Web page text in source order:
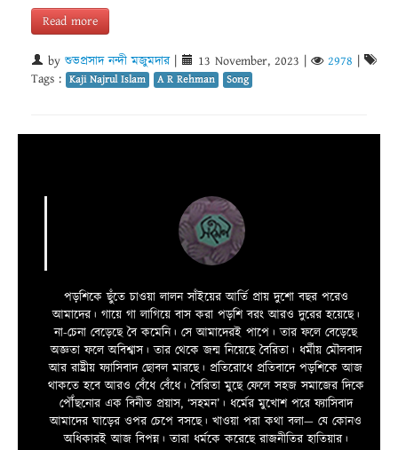
Read more
by শুভপ্রসাদ নন্দী মজুমদার| 13 November, 2023 2978
Tags : Kaji Najrul Islam A R Rehman Song
পড়শিকে ছুঁতে চাওয়া লালন সাঁইয়ের আর্তি প্রায় দুশো বছর পরেও
আমাদের। গায়ে গা লাগিয়ে বাস করা পড়শি বরং আরও দুরের হয়েছে।
না-চেনা বেড়েছে বৈ কমেনি। সে আমাদেরই পাপে। তার ফলে বেড়েছে
অজ্ঞতা ফলে অবিশ্বাস। তার থেকে জন্ম নিয়েছে বৈরিতা। ধর্মীয় মৌলবাদ
আর রাষ্ট্রীয় ফ্যাসিবাদ ছোবল মারছে। প্রতিরোধে প্রতিবাদে পড়শিকে আজ
থাকতে হবে আরও বেঁধে বেঁধে। বৈরিতা মুছে ফেলে সহজ সমাজের দিকে
পৌঁছনোর এক বিনীত প্রয়াস, ‘সহমন’। ধর্মের মুখোশ পরে ফ্যাসিবাদ
আমাদের ঘাড়ের ওপর চেপে বসছে। খাওয়া পরা কথা বলা—­­ যে কোনও
অধিকারই আজ বিপন্ন। তারা ধর্মকে করেছে রাজনীতির হাতিয়ার।